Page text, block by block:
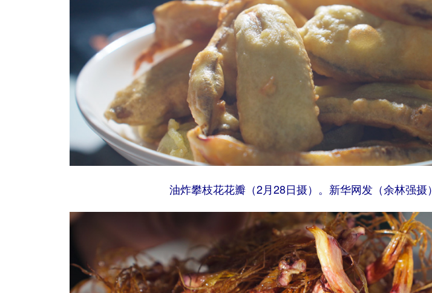
油炸攀枝花花瓣（2月28日摄）。新华网发（余林强摄）